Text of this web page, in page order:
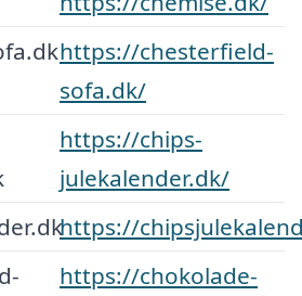
https://chesterfield-
sofa.dk/
https://chips-
julekalender.dk/
https://
https://chokolade-